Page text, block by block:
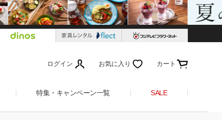
ログイン お気に入り カート
特集・キャンペーン一覧 SALE